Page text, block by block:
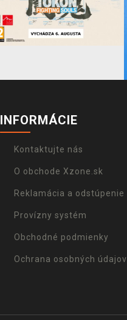
INFORMÁCIE
Kontaktujte nás
O obchode Xzone.sk
Reklamácia a odstúpenie
Provízny systém
Obchodné podmienky
Ochrana osobných údajov